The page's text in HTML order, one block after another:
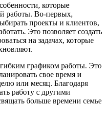
которые
работы. Во-первых,
проекты и клиентов,
Это позволяет создать
на задачах, которые
графиком работы. Это
свое время и
или месяц. Благодаря
работу с другими
больше времени семье